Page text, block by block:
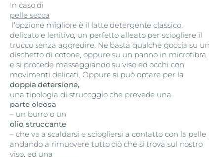
In caso di
pelle secca
l’opzione migliore è il latte detergente classico,
delicato e lenitivo, un perfetto alleato per sciogliere il
trucco senza aggredire. Ne basta qualche goccia su un
dischetto di cotone, oppure su un panno in microfibra,
e si procede massaggiando su viso ed occhi con
movimenti delicati. Oppure si può optare per la
doppia detersione,
una tipologia di struccggio che prevede una
parte oleosa
– un burro o un
olio struccante
– che va a scaldarsi e sciogliersi a contatto con la pelle,
andando a rimuovere tutto ciò che si trova sul nostro
viso, ed una